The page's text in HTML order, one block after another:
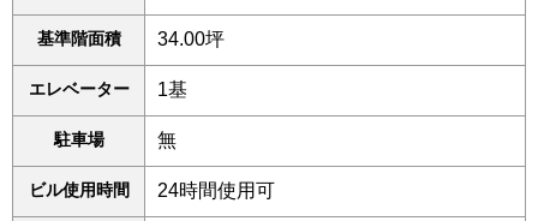
基準階面積 34.00坪
エレベーター 1基
駐車場 無
ビル使用時間 24時間使用可